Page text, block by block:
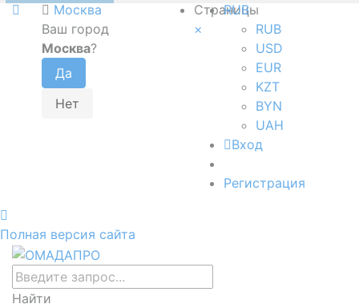
Москва
Ваш город
Москва?
Страницы
×
RUB
RUB
USD
EUR
KZT
BYN
UAH
Вход
Регистрация
Полная версия сайта
Найти